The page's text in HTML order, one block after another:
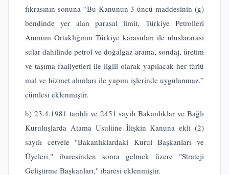
fıkrasının sonuna “Bu Kanunun 3 üncü maddesinin (g)
bendinde yer alan parasal limit, Türkiye Petrolleri
Anonim Ortaklığının Türkiye karasuları ile uluslararası
sular dahilinde petrol ve doğalgaz arama, sondaj, üretim
ve taşıma faaliyetleri ile ilgili olarak yapılacak her türlü
mal ve hizmet alımları ile yapım işlerinde uygulanmaz.”
cümlesi eklenmiştir.
h) 23.4.1981 tarihli ve 2451 sayılı Bakanlıklar ve Bağlı
Kuruluşlarda Atama Usulüne İlişkin Kanuna ekli (2)
sayılı cetvele "Bakanlıklardaki Kurul Başkanları ve
Üyeleri," ibaresinden sonra gelmek üzere "Strateji
Geliştirme Başkanları," ibaresi eklenmiştir.